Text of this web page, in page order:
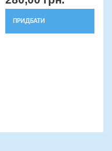
ПРИДБАТИ
сторінці
товару